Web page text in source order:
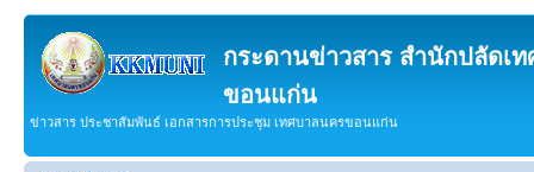
กระดานข่าวสาร สำนักปลัดเ
ขอนแก่น
ข่าวสาร ประชาสัมพันธ์ เอกสารการประชุม เทศบาลนครขอนแก่น